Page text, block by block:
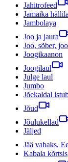
Jahitrofeed
Jamaika
Jambolaya
Joo ja jaura
Joo, sõber, joo
Joogikaanon
Joogilaul
Julge laul
Jumbo
Jõekaldal
Jõud
Jõulukellad
Jäljed
Jää vabaks,
Kabala kõrtsis